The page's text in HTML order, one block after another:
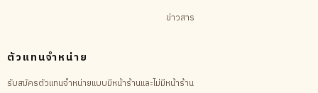
ข่าวสาร
ตัวแทนจำหน่าย
รับสมัครตัวแทนจำหน่ายแบบมีหน้าร้านและไม่มีหน้าร้าน